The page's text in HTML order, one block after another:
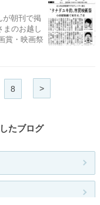
が朝刊で掲
まのお越し
賞・映画祭
8 >
たブログ